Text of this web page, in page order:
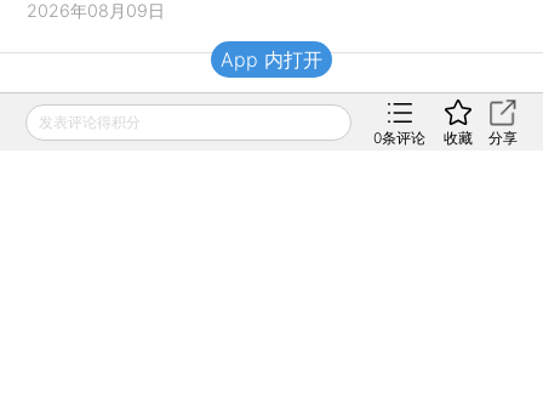
2026年08月09日
财新移动
发表评论得积分
0条评论 收藏 分享
App 内打开